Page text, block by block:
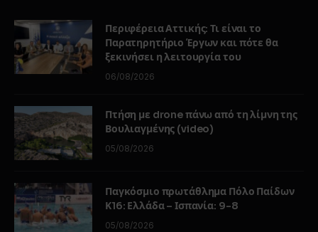
Περιφέρεια Αττικής: Τι είναι το
Παρατηρητήριο Έργων και πότε θα
ξεκινήσει η λειτουργία του
06/08/2026
Πτήση με drone πάνω από τη λίμνη της
Βουλιαγμένης (video)
05/08/2026
Παγκόσμιο πρωτάθλημα Πόλο Παίδων
Κ16: Ελλάδα – Ισπανία: 9-8
05/08/2026